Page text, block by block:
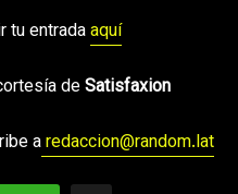
tu entradaaquí
deSatisfaxion
aredaccion@random.lat